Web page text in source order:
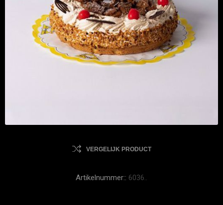
VERGELIJK PRODUCT
Artikelnummer:: 6036..